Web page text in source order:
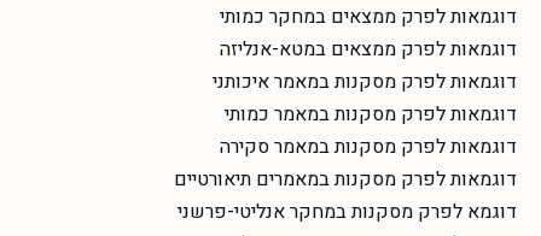
דוגמאות לפרק ממצאים במחקר כמותי
דוגמאות לפרק ממצאים במטא-אנליזה
דוגמאות לפרק מסקנות במאמר איכותני
דוגמאות לפרק מסקנות במאמר כמותי
דוגמאות לפרק מסקנות במאמר סקירה
דוגמאות לפרק מסקנות במאמרים תיאורטיים
דוגמא לפרק מסקנות במחקר אנליטי-פרשני